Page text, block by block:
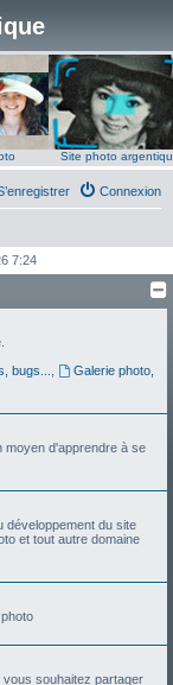
Site photo
Connexion
7:24
bugs...
Galerie photo,
moyen d'apprendre à se
développement du site
et tout autre domaine
souhaitez partager